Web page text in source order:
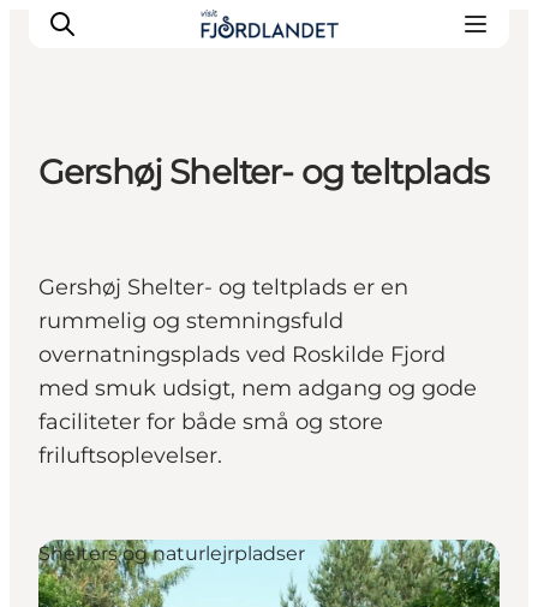
Guides & inspiration
Overnatning
Oplevelser
Gershøj Shelter- og teltplads
Gershøj Shelter- og teltplads er en
rummelig og stemningsfuld
overnatningsplads ved Roskilde Fjord
med smuk udsigt, nem adgang og gode
faciliteter for både små og store
friluftsoplevelser.
Shelters og naturlejrpladser